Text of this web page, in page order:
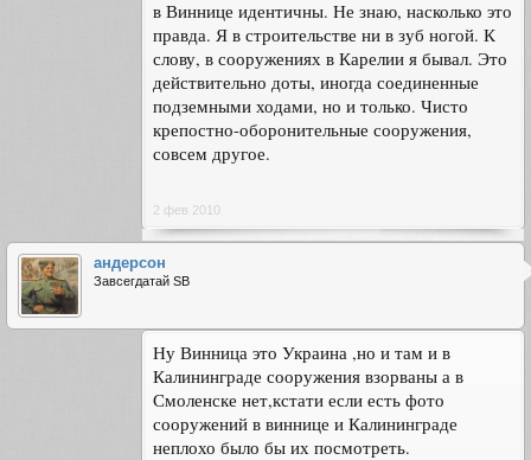
в Виннице идентичны. Не знаю, насколько это
правда. Я в строительстве ни в зуб ногой. К
слову, в сооружениях в Карелии я бывал. Это
действительно доты, иногда соединенные
подземными ходами, но и только. Чисто
крепостно-оборонительные сооружения,
совсем другое.
2 фев 2010
андерсон
Завсегдатай SB
Ну Винница это Украина ,но и там и в
Калининграде сооружения взорваны а в
Смоленске нет,кстати если есть фото
сооружений в виннице и Калининграде
неплохо было бы их посмотреть.